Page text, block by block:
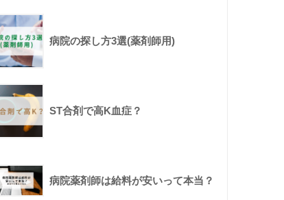
病院の探し方3選(薬剤師用)
ST合剤で高K血症？
病院薬剤師は給料が安いって本当？